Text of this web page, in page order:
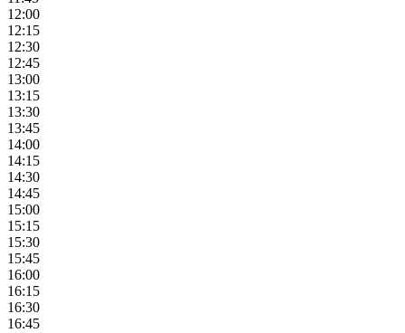
12:00
12:15
12:30
12:45
13:00
13:15
13:30
13:45
14:00
14:15
14:30
14:45
15:00
15:15
15:30
15:45
16:00
16:15
16:30
16:45